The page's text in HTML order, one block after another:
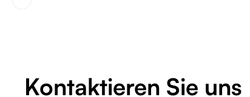
Kontaktieren Sie uns